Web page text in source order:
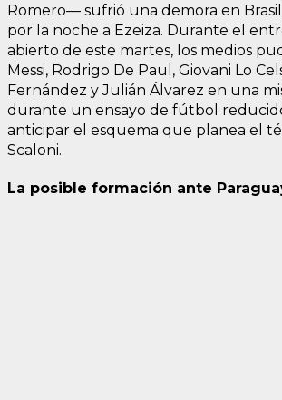
Romero— sufrió una demora en
por la noche a Ezeiza. Durante el
abierto de este martes, los medios
Messi, Rodrigo De Paul, Giovani Lo
Fernández y Julián Álvarez en una
durante un ensayo de fútbol
anticipar el esquema que planea el
Scaloni.
La posible formación ante